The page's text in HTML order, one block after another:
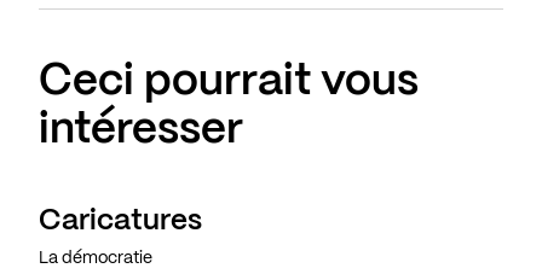
Ceci pourrait vous
intéresser
Caricatures
La démocratie